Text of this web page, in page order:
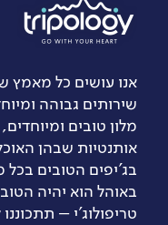
אנו עושים כל מאמץ
שירותים גבוהה
מלון טובים
אותנטיות שבהן
בג’יפים הטובים
באוהל הוא יהיה
טריפולוג'י –